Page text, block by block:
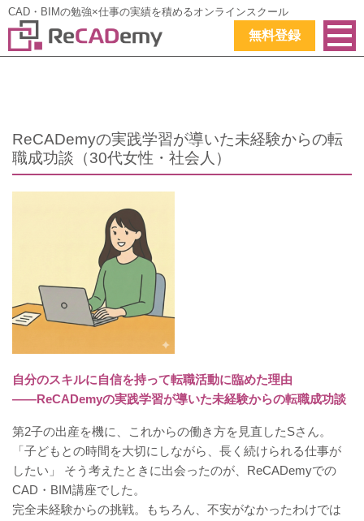
CAD・BIMの勉強×仕事の実績を積めるオンラインスクール
無料登録
ReCADemyの実践学習が導いた未経験からの転
職成功談（30代女性・社会人）
自分のスキルに自信を持って転職活動に臨めた理由
——ReCADemyの実践学習が導いた未経験からの転職成功談
第2子の出産を機に、これからの働き方を見直したSさん。
「子どもとの時間を大切にしながら、長く続けられる仕事が
したい」 そう考えたときに出会ったのが、ReCADemyでの
CAD・BIM講座でした。
完全未経験からの挑戦。もちろん、不安がなかったわけでは